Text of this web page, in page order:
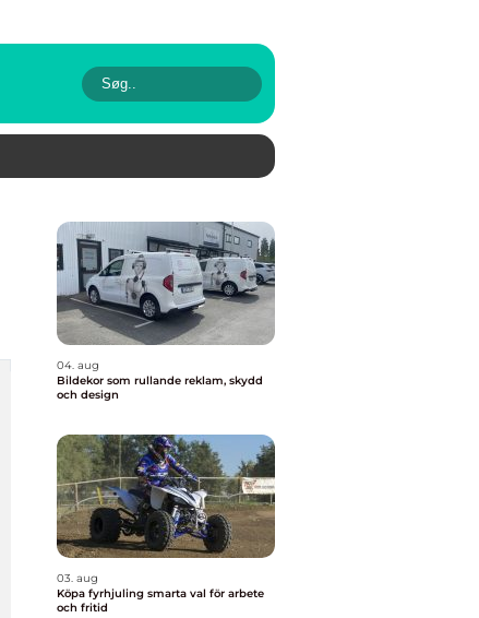
04. aug
Bildekor som rullande reklam, skydd
och design
03. aug
Köpa fyrhjuling smarta val för arbete
och fritid